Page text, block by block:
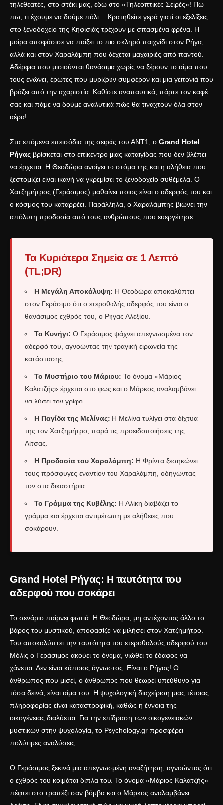
τηλεθεατές, στο στέκι μας, εδώ στο «Τηλεοπτικές Σειρές»! Πω
πω, τι έχουμε να δούμε πάλι… Κρατηθείτε γερά γιατί οι εξελίξεις
στο ξενοδοχείο της Κηφισιάς τρέχουν με σπασμένα φρένα. Η
μοίρα αποφάσισε να παίξει το πιο σκληρό παιχνίδι στον Ρήγα,
αλλά και στον Χαραλάμπη που δέχεται μαχαιριές από παντού.
Αδέρφια που μισιούνται θανάσιμα χωρίς να ξέρουν το αίμα που
τους ενώνει, έρωτες που μυρίζουν συμφέρον και μια γειτονιά που
βράζει από την αχαριστία. Καθίστε αναπαυτικά, πάρτε τον καφέ
σας και πάμε να δούμε αναλυτικά πώς θα τιναχτούν όλα στον
αέρα!
Στα επόμενα επεισόδια της σειράς του ΑΝΤ1, ο Grand Hotel
Ρήγας βρίσκεται στο επίκεντρο μιας καταιγίδας που δεν βλέπει
να έρχεται. Η Θεοδώρα ανοίγει το στόμα της και η αλήθεια που
ξεστομίζει είναι ικανή να γκρεμίσει το ξενοδοχείο συθέμελα. Ο
Χατζημήτρος (Γεράσιμος) μαθαίνει ποιος είναι ο αδερφός του και
ο κόσμος του καταρρέει. Παράλληλα, ο Χαραλάμπης βιώνει την
απόλυτη προδοσία από τους ανθρώπους που ευεργέτησε.
Τα Κυριότερα Σημεία σε 1 Λεπτό
(TL;DR)
Η Μεγάλη Αποκάλυψη: Η Θεοδώρα αποκαλύπτει
στον Γεράσιμο ότι ο ετεροθαλής αδερφός του είναι ο
θανάσιμος εχθρός του, ο Ρήγας Αλεξίου.
Το Κυνήγι: Ο Γεράσιμος ψάχνει απεγνωσμένα τον
αδερφό του, αγνοώντας την τραγική ειρωνεία της
κατάστασης.
Το Μυστήριο του Μάριου: Το όνομα «Μάριος
Καλατζής» έρχεται στο φως και ο Μάρκος αναλαμβάνει
να λύσει τον γρίφο.
Η Παγίδα της Μελίνας: Η Μελίνα τυλίγει στα δίχτυα
της τον Χατζημήτρο, παρά τις προειδοποιήσεις της
Λίτσας.
Η Προδοσία του Χαραλάμπη: Η Φρίντα ξεσηκώνει
τους πρόσφυγες εναντίον του Χαραλάμπη, οδηγώντας
τον στα δικαστήρια.
Το Γράμμα της Κυβέλης: Η Αλίκη διαβάζει το
γράμμα και έρχεται αντιμέτωπη με αλήθειες που
σοκάρουν.
Grand Hotel Ρήγας: Η ταυτότητα του
αδερφού που σοκάρει
Το σενάριο παίρνει φωτιά. Η Θεοδώρα, μη αντέχοντας άλλο το
βάρος του μυστικού, αποφασίζει να μιλήσει στον Χατζημήτρο.
Του αποκαλύπτει την ταυτότητα του ετεροθαλούς αδερφού του.
Μόλις ο Γεράσιμος ακούει το όνομα, νιώθει το έδαφος να
χάνεται. Δεν είναι κάποιος άγνωστος. Είναι ο Ρήγας! Ο
άνθρωπος που μισεί, ο άνθρωπος που θεωρεί υπεύθυνο για
τόσα δεινά, είναι αίμα του. Η ψυχολογική διαχείριση μιας τέτοιας
πληροφορίας είναι καταστροφική, καθώς η έννοια της
οικογένειας διαλύεται. Για την επίδραση των οικογενειακών
μυστικών στην ψυχολογία, το Psychology.gr προσφέρει
πολύτιμες αναλύσεις.
Ο Γεράσιμος ξεκινά μια απεγνωσμένη αναζήτηση, αγνοώντας ότι
ο εχθρός του κοιμάται δίπλα του. Το όνομα «Μάριος Καλατζής»
πέφτει στο τραπέζι σαν βόμβα και ο Μάρκος αναλαμβάνει